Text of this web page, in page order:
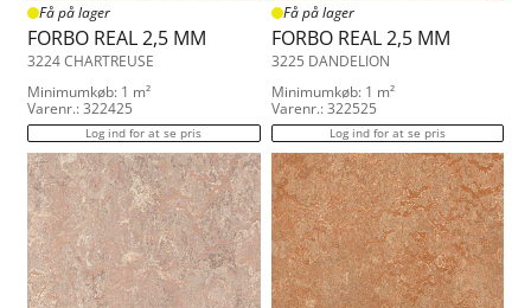
Få på lager
FORBO REAL 2,5 MM
3224 CHARTREUSE
Minimumkøb: 1 m²
Varenr.: 322425
Log ind for at se pris
Få på lager
FORBO REAL 2,5 MM
3225 DANDELION
Minimumkøb: 1 m²
Varenr.: 322525
Log ind for at se pris